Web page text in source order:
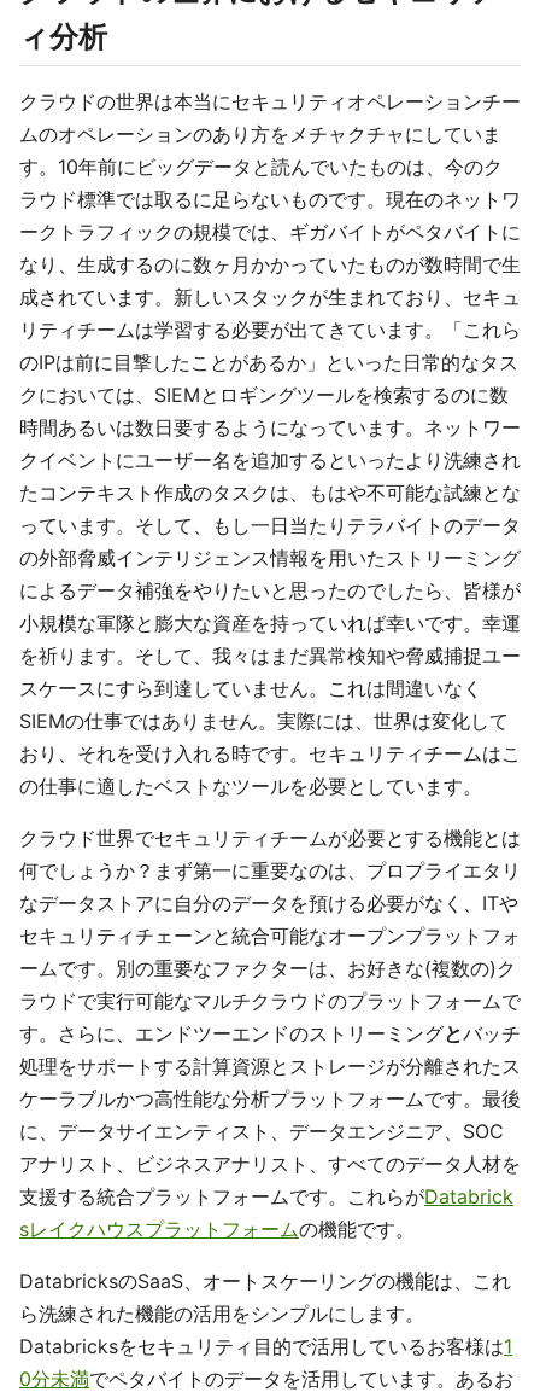
ィ分析
クラウドの世界は本当にセキュリティオペレーションチー
ムのオペレーションのあり方をメチャクチャにしていま
す。10年前にビッグデータと読んでいたものは、今のク
ラウド標準では取るに足らないものです。現在のネットワ
ークトラフィックの規模では、ギガバイトがペタバイトに
なり、生成するのに数ヶ月かかっていたものが数時間で生
成されています。新しいスタックが生まれており、セキュ
リティチームは学習する必要が出てきています。「これら
のIPは前に目撃したことがあるか」といった日常的なタス
クにおいては、SIEMとロギングツールを検索するのに数
時間あるいは数日要するようになっています。ネットワー
クイベントにユーザー名を追加するといったより洗練され
たコンテキスト作成のタスクは、もはや不可能な試練とな
っています。そして、もし一日当たりテラバイトのデータ
の外部脅威インテリジェンス情報を用いたストリーミング
によるデータ補強をやりたいと思ったのでしたら、皆様が
小規模な軍隊と膨大な資産を持っていれば幸いです。幸運
を祈ります。そして、我々はまだ異常検知や脅威捕捉ユー
スケースにすら到達していません。これは間違いなく
SIEMの仕事ではありません。実際には、世界は変化して
おり、それを受け入れる時です。セキュリティチームはこ
の仕事に適したベストなツールを必要としています。
クラウド世界でセキュリティチームが必要とする機能とは
何でしょうか？まず第一に重要なのは、プロプライエタリ
なデータストアに自分のデータを預ける必要がなく、ITや
セキュリティチェーンと統合可能なオープンプラットフォ
ームです。別の重要なファクターは、お好きな(複数の)ク
ラウドで実行可能なマルチクラウドのプラットフォームで
す。さらに、エンドツーエンドのストリーミングとバッチ
処理をサポートする計算資源とストレージが分離されたス
ケーラブルかつ高性能な分析プラットフォームです。最後
に、データサイエンティスト、データエンジニア、SOC
アナリスト、ビジネスアナリスト、すべてのデータ人材を
支援する統合プラットフォームです。これらがDatabrick
sレイクハウスプラットフォームの機能です。
DatabricksのSaaS、オートスケーリングの機能は、これ
ら洗練された機能の活用をシンプルにします。
Databricksをセキュリティ目的で活用しているお客様は1
0分未満でペタバイトのデータを活用しています。あるお